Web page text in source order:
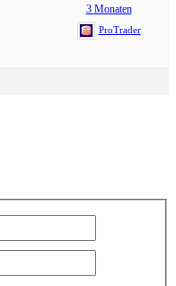
3 Monaten
ProTrader